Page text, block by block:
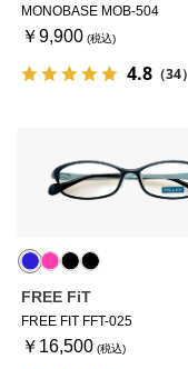
MONOBASE MOB-504
￥9,900
4.8 （34）
FREE FiT
FREE FIT FFT-025
￥16,500